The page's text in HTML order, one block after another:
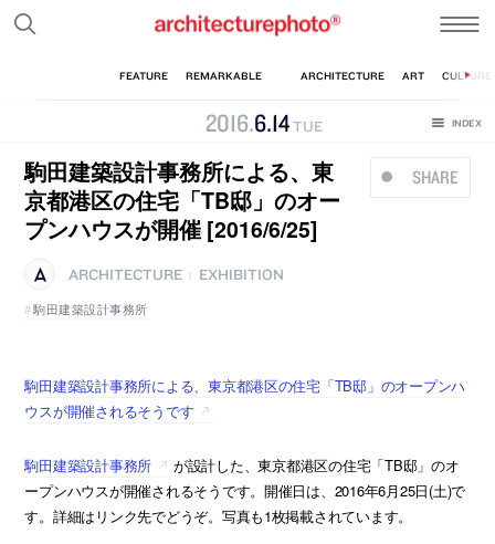
2016.6.14TUE
SHARE
駒田建築設計事務所による、東
京都港区の住宅「TB邸」のオー
プンハウスが開催 [2016/6/25]
ARCHITECTURE
EXHIBITION
駒田建築設計事務所
駒田建築設計事務所による、東京都港区の住宅「TB邸」のオープンハ
ウスが開催されるそうです
駒田建築設計事務所
が設計した、東京都港区の住宅「TB邸」のオ
ープンハウスが開催されるそうです。開催日は、2016年6月25日(土)で
す。詳細はリンク先でどうぞ。写真も1枚掲載されています。